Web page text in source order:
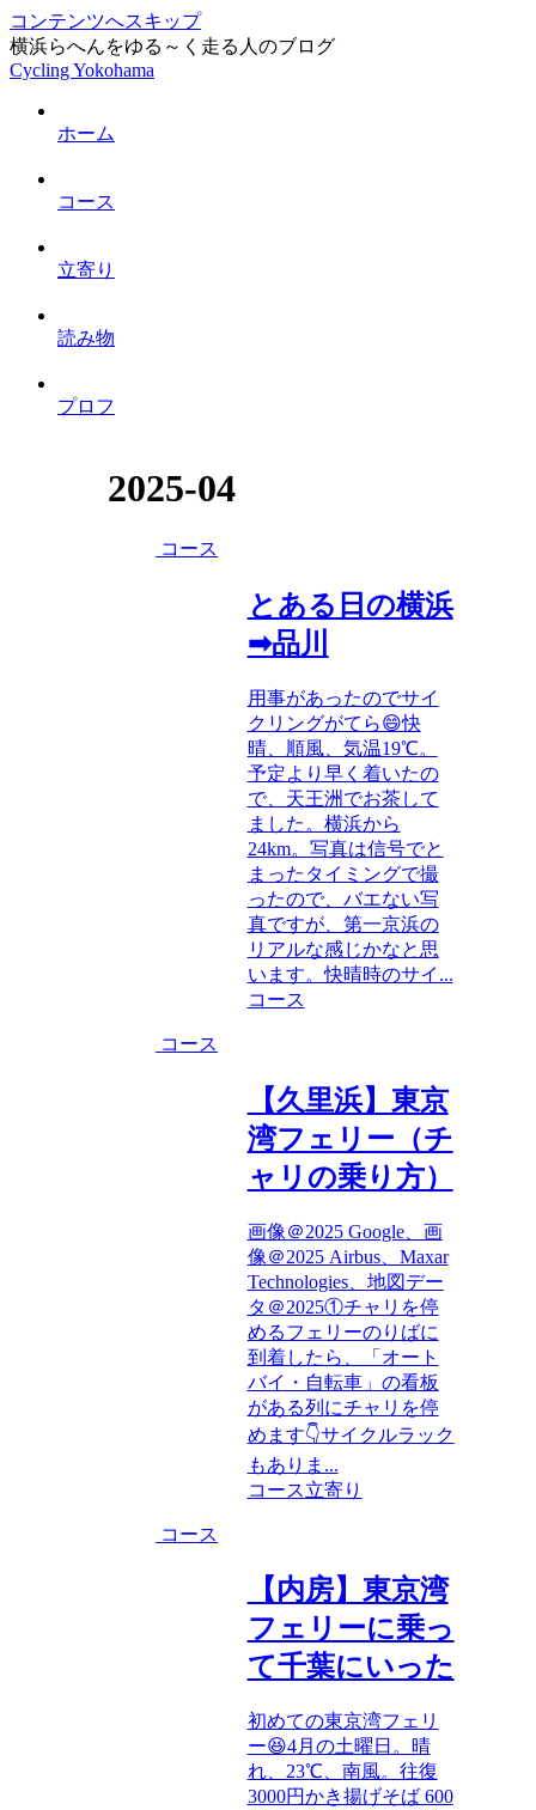
コンテンツへスキップ
横浜らへんをゆる～く走る人のブログ
Cycling Yokohama
ホーム
コース
立寄り
読み物
プロフ
2025-04
コース
とある日の横浜
➡品川
用事があったのでサイ
クリングがてら😄快
晴、順風、気温19℃。
予定より早く着いたの
で、天王洲でお茶して
ました。横浜から
24km。写真は信号でと
まったタイミングで撮
ったので、バエない写
真ですが、第一京浜の
リアルな感じかなと思
います。快晴時のサイ...
コース
コース
【久里浜】東京
湾フェリー（チ
ャリの乗り方）
画像＠2025 Google、画
像＠2025 Airbus、Maxar
Technologies、地図デー
タ＠2025①チャリを停
めるフェリーのりばに
到着したら、「オート
バイ・自転車」の看板
がある列にチャリを停
めます👇サイクルラック
もありま...
コース立寄り
コース
【内房】東京湾
フェリーに乗っ
て千葉にいった
初めての東京湾フェリ
ー😆4月の土曜日。晴
れ、23℃、南風。往復
3000円かき揚げそば 600